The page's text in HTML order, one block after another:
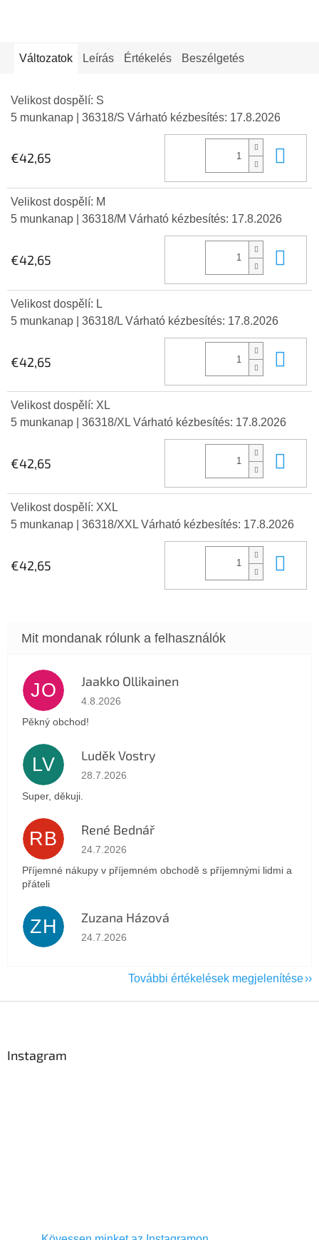
Változatok Leírás Értékelés Beszélgetés
Velikost dospělí: S
5 munkanap
| 36318/S Várható kézbesítés: 17.8.2026
€42,65
Velikost dospělí: M
5 munkanap
| 36318/M Várható kézbesítés: 17.8.2026
€42,65
Velikost dospělí: L
5 munkanap
| 36318/L Várható kézbesítés: 17.8.2026
€42,65
Velikost dospělí: XL
5 munkanap
| 36318/XL Várható kézbesítés: 17.8.2026
€42,65
Velikost dospělí: XXL
5 munkanap
| 36318/XXL Várható kézbesítés: 17.8.2026
€42,65
JO Jaakko Ollikainen
Az áruház értékelése 5-ből 5 csillag.
4.8.2026
Pěkný obchod!
LV Luděk Vostry
Az áruház értékelése 5-ből 5 csillag.
28.7.2026
Super, děkuji.
RB René Bednář
Az áruház értékelése 5-ből 5 csillag.
24.7.2026
Příjemné nákupy v příjemném obchodě s příjemnými lidmi a
přáteli
ZH Zuzana Házová
Az áruház értékelése 5-ből 5 csillag.
24.7.2026
További értékelések megjelenítése
Instagram